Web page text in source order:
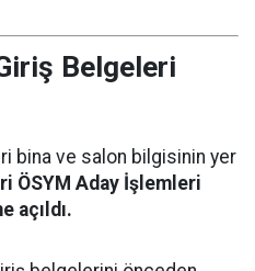
Belgeleri
bina ve salon bilgisinin yer
ÖSYM Aday İşlemleri
açıldı.